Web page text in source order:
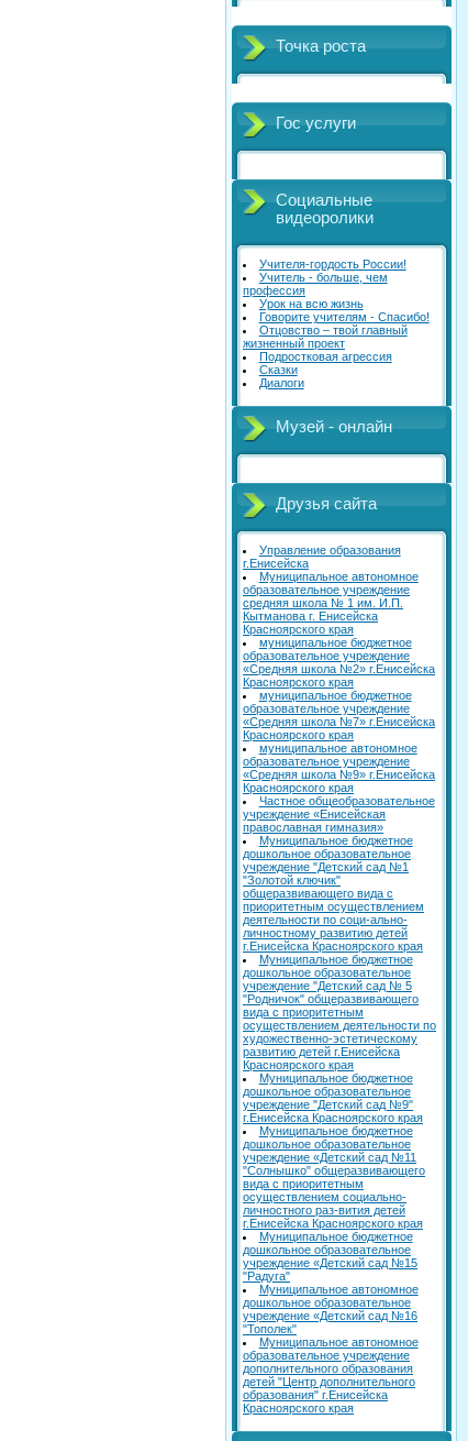
Точка роста
Гос услуги
Социальные
видеоролики
Учителя-гордость России!
Учитель - больше, чем
профессия
Урок на всю жизнь
Говорите учителям - Спасибо!
Отцовство – твой главный
жизненный проект
Подростковая агрессия
Сказки
Диалоги
Музей - онлайн
Друзья сайта
Управление образования
г.Енисейска
Муниципальное автономное
образовательное учреждение
средняя школа № 1 им. И.П.
Кытманова г. Енисейска
Красноярского края
муниципальное бюджетное
образовательное учреждение
«Средняя школа №2» г.Енисейска
Красноярского края
муниципальное бюджетное
образовательное учреждение
«Средняя школа №7» г.Енисейска
Красноярского края
муниципальное автономное
образовательное учреждение
«Средняя школа №9» г.Енисейска
Красноярского края
Частное общеобразовательное
учреждение «Енисейская
православная гимназия»
Муниципальное бюджетное
дошкольное образовательное
учреждение "Детский сад №1
"Золотой ключик"
общеразвивающего вида с
приоритетным осуществлением
деятельности по соци-ально-
личностному развитию детей
г.Енисейска Красноярского края
Муниципальное бюджетное
дошкольное образовательное
учреждение "Детский сад № 5
"Родничок" общеразвивающего
вида с приоритетным
осуществлением деятельности по
художественно-эстетическому
развитию детей г.Енисейска
Красноярского края
Муниципальное бюджетное
дошкольное образовательное
учреждение "Детский сад №9"
г.Енисейска Красноярского края
Муниципальное бюджетное
дошкольное образовательное
учреждение «Детский сад №11
"Солнышко" общеразвивающего
вида с приоритетным
осуществлением социально-
личностного раз-вития детей
г.Енисейска Красноярского края
Муниципальное бюджетное
дошкольное образовательное
учреждение «Детский сад №15
"Радуга"
Муниципальное автономное
дошкольное образовательное
учреждение «Детский сад №16
"Тополек"
Муниципальное автономное
образовательное учреждение
дополнительного образования
детей "Центр дополнительного
образования" г.Енисейска
Красноярского края